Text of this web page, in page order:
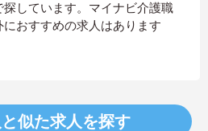
探しています。マイナビ介護職
おすすめの求人はあります
似た求人を探す